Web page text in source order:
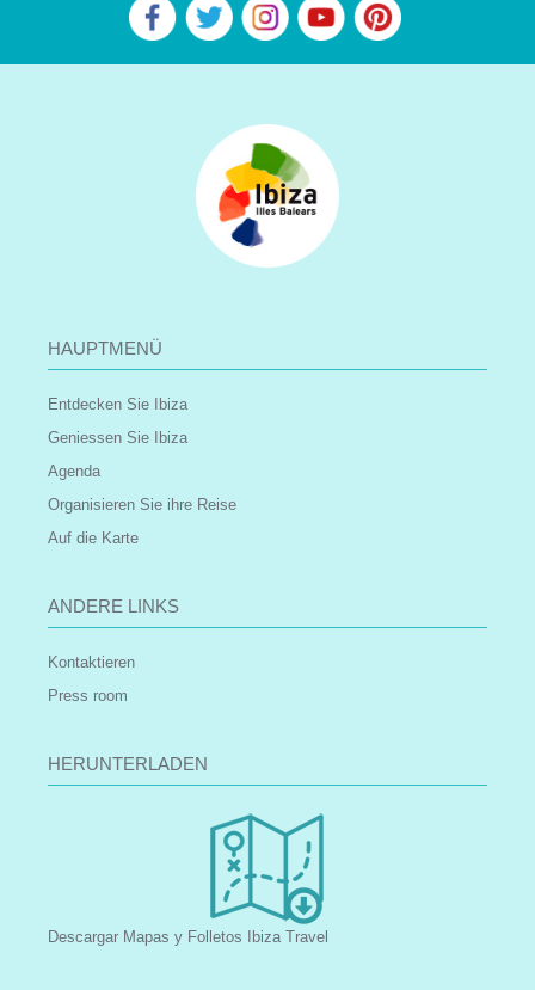
HAUPTMENÜ
Entdecken Sie Ibiza
Geniessen Sie Ibiza
Agenda
Organisieren Sie ihre Reise
Auf die Karte
ANDERE LINKS
Kontaktieren
Press room
HERUNTERLADEN
Descargar Mapas y Folletos Ibiza Travel